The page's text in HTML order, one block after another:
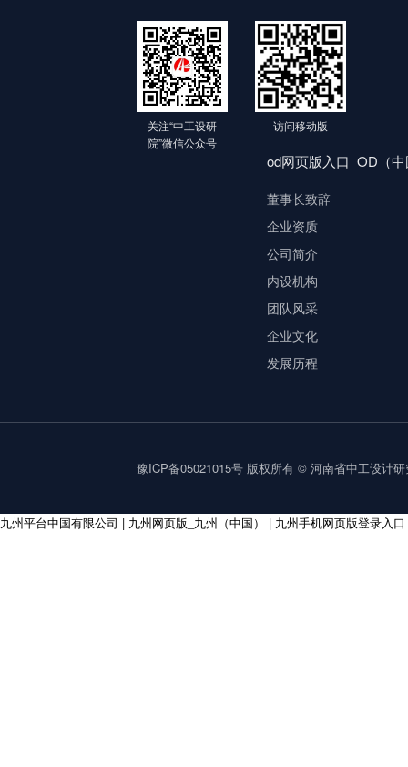
关注“中工设研
院”微信公众号
访问移动版
od网页版入口_OD（
董事长致辞
企业资质
公司简介
内设机构
团队风采
企业文化
发展历程
豫ICP备05021015号 版权所有 © 河南省中工设计
九州平台中国有限公司 | 九州网页版_九州（中国） | 九州手机网页版登录入口